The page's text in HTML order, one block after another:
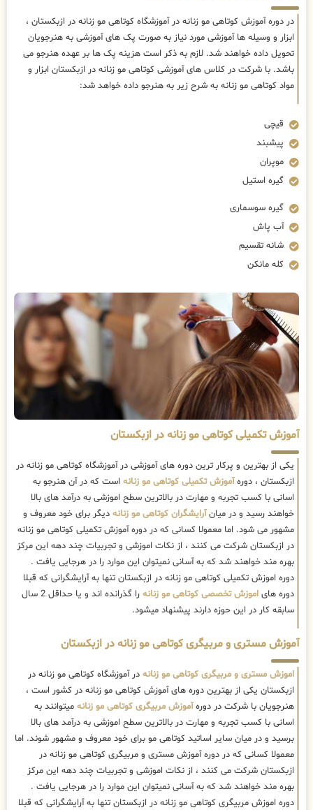
در دوره آموزش کوتاهی مو زنانه در آموزشگاه کوتاهی مو زنانه در ازبکستان ،
ابزار و وسیله ها آموزشی مورد نیاز به صورت پک های آموزشی به هنرجویان
تحویل داده خواهند شد. لازم به ذکر است هزینه پک ها بر عهده هنرجو می
باشد. با شرکت در کلاس های آموزشی کوتاهی مو زنانه در ازبکستان ابزار و
مواد کوتاهی مو زنانه به شرح زیر به هنرجو داده خواهد شد:
قیچی
پیشبند
موپران
گیره استیل
گیره سوسماری
آب پاش
شانه تقسیم
کله مانکن
آموزش تکمیلی کوتاهی مو زنانه در ازبکستان
یکی از بهترین و پرکار ترین دوره های آموزشی در آموزشگاه کوتاهی مو زنانه در
ازبکستان ، دورهآموزش تکمیلی کوتاهی مو زنانه است که در آن هنرجو به
اسانی با کسب تجربه و مهارت در بالاترین سطح اموزشی به درآمد های بالا
خواهند رسید و در میانآرایشگران کوتاهی مو زنانه دیگر برای خود معروف و
مشهور می شود. اما معمولا کسانی که در دوره آموزش تکمیلی کوتاهی مو زنانه
در ازبکستان شرکت می کنند ، از نکات اموزشی و تجربیات چند دهه این مرکز
بهره مند خواهند شد که به آسانی نمیتوان این موارد را در هرجایی یافت .
دوره اموزش تکمیلی کوتاهی مو زنانه در ازبکستان تنها به آرایشگرانی که قبلا
دوره های اموزش تخصصی کوتاهی مو زنانه
را گذرانده اند و یا حداقل 2 سال
سابقه کار در این حوزه دارند پیشنهاد میشود.
آموزش مستری و مربیگری کوتاهی مو زنانه در ازبکستان
اموزش مستری و مربیگری کوتاهی مو زنانه در آموزشگاه کوتاهی مو زنانه در
ازبکستان یکی از بهترین دوره های آموزش کوتاهی مو زنانه در کشور است ،
هنرجویان با شرکت در دورهآموزش مربیگری کوتاهی مو زنانه میتوانند به
اسانی با کسب تجربه و مهارت در بالاترین سطح اموزشی به درآمد های بالا
برسید و در میان سایر اساتید کوتاهی مو برای خود معروف و مشهور شوند. اما
معمولا کسانی که در دوره آموزش مستری و مربیگری کوتاهی مو زنانه در
ازبکستان شرکت می کنند ، از نکات اموزشی و تجربیات چند دهه این مرکز
بهره مند خواهند شد که به آسانی نمیتوان این موارد را در هرجایی یافت .
دوره اموزش مربیگری کوتاهی مو زنانه در ازبکستان تنها به آرایشگرانی که قبلا